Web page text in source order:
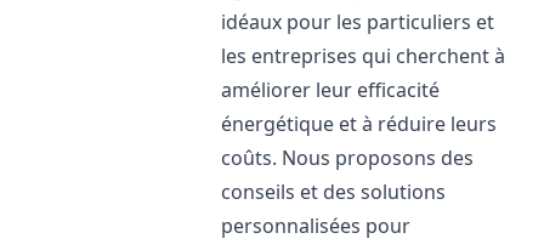
idéaux pour les particuliers et
les entreprises qui cherchent à
améliorer leur efficacité
énergétique et à réduire leurs
coûts. Nous proposons des
conseils et des solutions
personnalisées pour